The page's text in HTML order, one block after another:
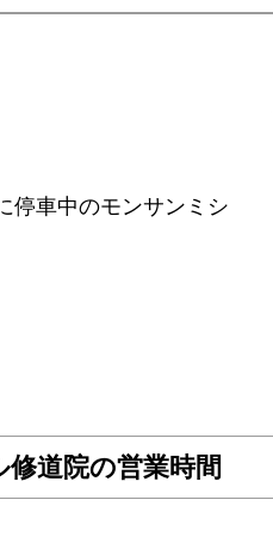
道院の営業時間